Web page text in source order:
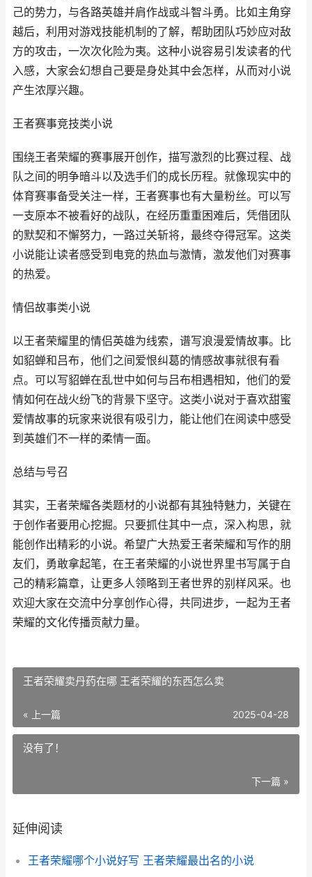
己的势力，与各路英雄并肩作战或斗智斗勇。比如主角穿
越后，利用对游戏技能机制的了解，帮助团队巧妙应对敌
方的攻击，一次次化险为夷。这种小说容易引发读者的代
入感，大家会幻想自己要是身处其中会怎样，从而对小说
产生浓厚兴趣。
王者赛事竞技类小说
围绕王者荣耀的赛事展开创作，描写激烈的比赛过程、战
队之间的明争暗斗以及选手们的成长历程。就像现实中的
体育赛事备受关注一样，王者赛事也有大量粉丝。可以写
一支原本不被看好的战队，在经历重重困难后，凭借团队
的默契和不懈努力，一路过关斩将，最终夺得冠军。这类
小说能让读者感受到电竞的热血与激情，激发他们对赛事
的热爱。
情侣故事类小说
以王者荣耀里的情侣英雄为线索，谱写浪漫爱情故事。比
如貂蝉和吕布，他们之间爱恨纠葛的情感故事就很有看
点。可以写貂蝉在乱世中如何与吕布相遇相知，他们的爱
情如何在战火纷飞的背景下坚守。这类小说对于喜欢甜蜜
爱情故事的玩家来说很有吸引力，能让他们在阅读中感受
到英雄们不一样的柔情一面。
总结与号召
其实，王者荣耀各类题材的小说都有其独特魅力，关键在
于创作者要用心挖掘。只要抓住其中一点，深入构思，就
能创作出精彩的小说。希望广大热爱王者荣耀和写作的朋
友们，勇敢拿起笔，在王者荣耀的小说世界里书写属于自
己的精彩篇章，让更多人领略到王者世界的别样风采。也
欢迎大家在交流中分享创作心得，共同进步，一起为王者
荣耀的文化传播贡献力量。
王者荣耀卖丹药在哪 王者荣耀的东西怎么卖
« 上一篇 2025-04-28
没有了！
下一篇 »
延伸阅读
王者荣耀哪个小说好写 王者荣耀最出名的小说